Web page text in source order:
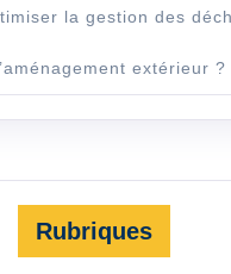
la gestion des
extérieur ?
Rubriques